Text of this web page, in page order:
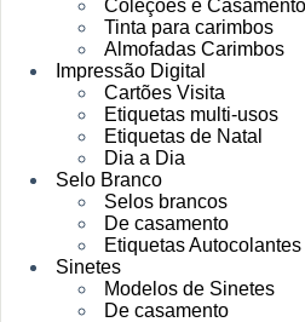
Coleçoes e Casamento
Tinta para carimbos
Almofadas Carimbos
Impressão Digital
Cartões Visita
Etiquetas multi-usos
Etiquetas de Natal
Dia a Dia
Selo Branco
Selos brancos
De casamento
Etiquetas Autocolantes
Sinetes
Modelos de Sinetes
De casamento